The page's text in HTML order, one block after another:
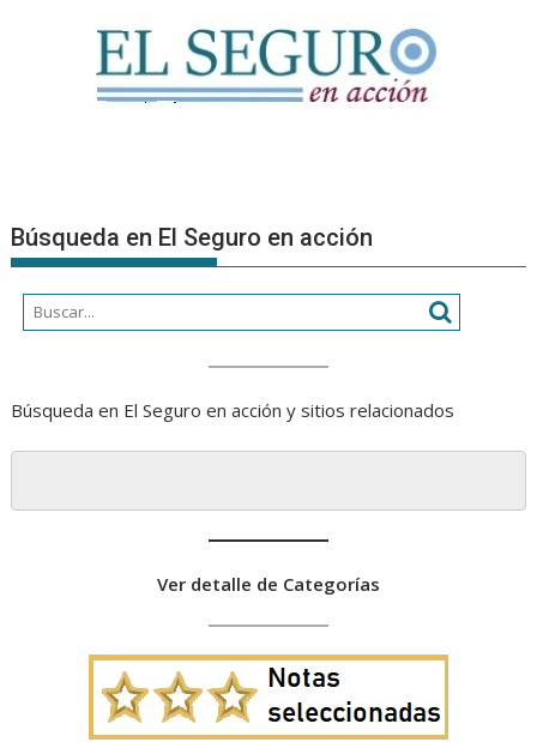
Búsqueda en El Seguro en acción
Búsqueda en El Seguro en acción y sitios relacionados
Ver detalle de Categorías